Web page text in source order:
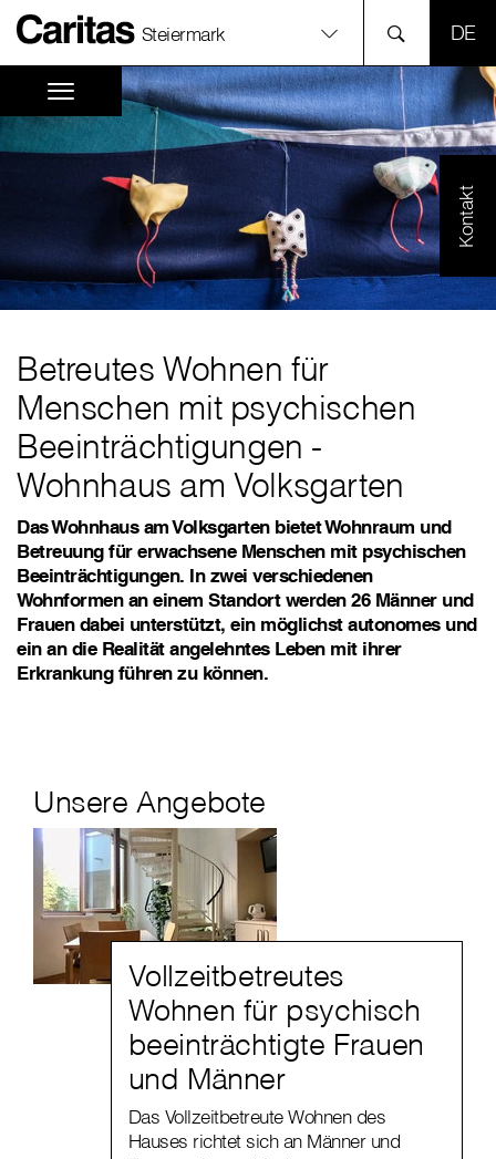
Steiermark
Kontakt
Betreutes Wohnen für
Menschen mit psychischen
Beeinträchtigungen -
Wohnhaus am Volksgarten
Das Wohnhaus am Volksgarten bietet Wohnraum und
Betreuung für erwachsene Menschen mit psychischen
Beeinträchtigungen. In zwei verschiedenen
Wohnformen an einem Standort werden 26 Männer und
Frauen dabei unterstützt, ein möglichst autonomes und
ein an die Realität angelehntes Leben mit ihrer
Erkrankung führen zu können.
Unsere Angebote
Vollzeitbetreutes
Wohnen für psychisch
beeinträchtigte Frauen
und Männer
Das Vollzeitbetreute Wohnen des
Hauses richtet sich an Männer und